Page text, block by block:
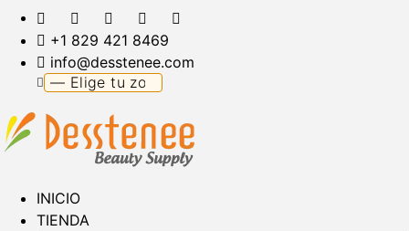
+1 829 421 8469
info@desstenee.com
INICIO
TIENDA